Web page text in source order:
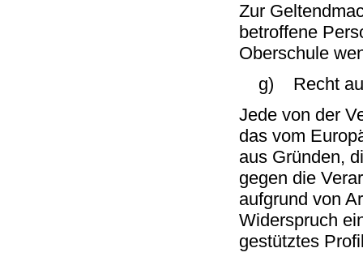
Zur
betroffene
Oberschule
g) Recht auf
Jede von der
das vom
aus Gründen,
gegen die
aufgrund von
Widerspruch
gestütztes